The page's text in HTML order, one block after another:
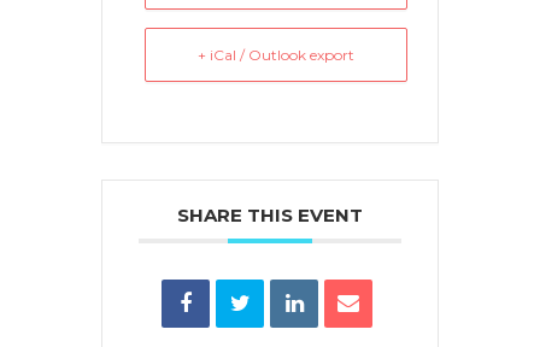
+ iCal / Outlook export
SHARE THIS EVENT